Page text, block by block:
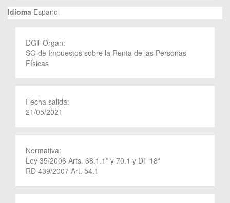
Idioma Español
DGT Organ:
SG de Impuestos sobre la Renta de las Personas
Físicas
Fecha salida:
21/05/2021
Normativa:
Ley 35/2006 Arts. 68.1.1º y 70.1 y DT 18ª
RD 439/2007 Art. 54.1